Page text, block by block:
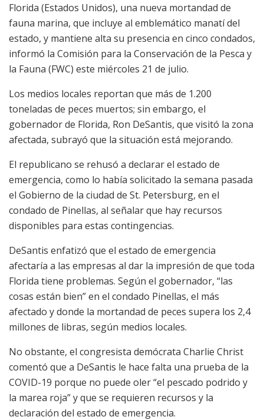
Florida (Estados Unidos), una nueva mortandad de
fauna marina, que incluye al emblemático manatí del
estado, y mantiene alta su presencia en cinco condados,
informó la Comisión para la Conservación de la Pesca y
la Fauna (FWC) este miércoles 21 de julio.
Los medios locales reportan que más de 1.200
toneladas de peces muertos; sin embargo, el
gobernador de Florida, Ron DeSantis, que visitó la zona
afectada, subrayó que la situación está mejorando.
El republicano se rehusó a declarar el estado de
emergencia, como lo había solicitado la semana pasada
el Gobierno de la ciudad de St. Petersburg, en el
condado de Pinellas, al señalar que hay recursos
disponibles para estas contingencias.
DeSantis enfatizó que el estado de emergencia
afectaría a las empresas al dar la impresión de que toda
Florida tiene problemas. Según el gobernador, “las
cosas están bien” en el condado Pinellas, el más
afectado y donde la mortandad de peces supera los 2,4
millones de libras, según medios locales.
No obstante, el congresista demócrata Charlie Christ
comentó que a DeSantis le hace falta una prueba de la
COVID-19 porque no puede oler “el pescado podrido y
la marea roja” y que se requieren recursos y la
declaración del estado de emergencia.